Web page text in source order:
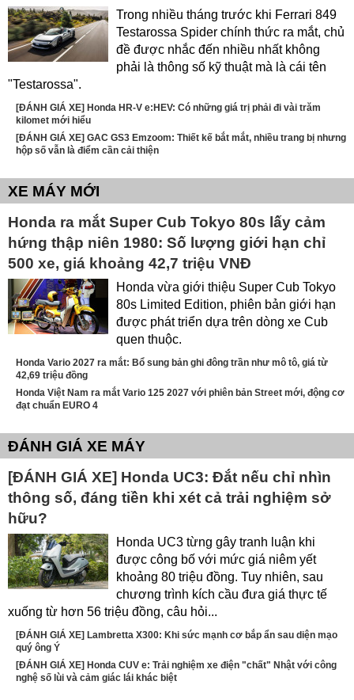
Trong nhiều tháng trước khi Ferrari 849
Testarossa Spider chính thức ra mắt, chủ
đề được nhắc đến nhiều nhất không
phải là thông số kỹ thuật mà là cái tên
"Testarossa".
[ĐÁNH GIÁ XE] Honda HR-V e:HEV: Có những giá trị phải đi vài trăm
kilomet mới hiểu
[ĐÁNH GIÁ XE] GAC GS3 Emzoom: Thiết kế bắt mắt, nhiều trang bị nhưng
hộp số vẫn là điểm cần cải thiện
XE MÁY MỚI
Honda ra mắt Super Cub Tokyo 80s lấy cảm
hứng thập niên 1980: Số lượng giới hạn chỉ
500 xe, giá khoảng 42,7 triệu VNĐ
Honda vừa giới thiệu Super Cub Tokyo
80s Limited Edition, phiên bản giới hạn
được phát triển dựa trên dòng xe Cub
quen thuộc.
Honda Vario 2027 ra mắt: Bổ sung bản ghi đông trần như mô tô, giá từ
42,69 triệu đồng
Honda Việt Nam ra mắt Vario 125 2027 với phiên bản Street mới, động cơ
đạt chuẩn EURO 4
ĐÁNH GIÁ XE MÁY
[ĐÁNH GIÁ XE] Honda UC3: Đắt nếu chỉ nhìn
thông số, đáng tiền khi xét cả trải nghiệm sở
hữu?
Honda UC3 từng gây tranh luận khi
được công bố với mức giá niêm yết
khoảng 80 triệu đồng. Tuy nhiên, sau
chương trình kích cầu đưa giá thực tế
xuống từ hơn 56 triệu đồng, câu hỏi...
[ĐÁNH GIÁ XE] Lambretta X300: Khi sức mạnh cơ bắp ẩn sau diện mạo
quý ông Ý
[ĐÁNH GIÁ XE] Honda CUV e: Trải nghiệm xe điện "chất" Nhật với công
nghệ số lùi và cảm giác lái khác biệt